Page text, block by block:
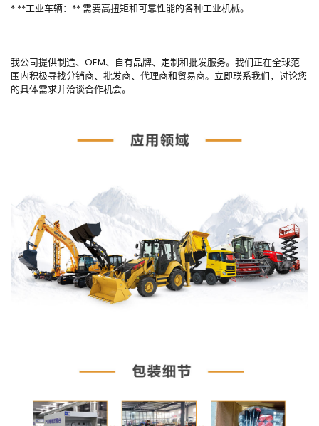
* **工业车辆：** 需要高扭矩和可靠性能的各种工业机械。
我公司提供制造、OEM、自有品牌、定制和批发服务。我们正在全球范
围内积极寻找分销商、批发商、代理商和贸易商。立即联系我们，讨论您
的具体需求并洽谈合作机会。